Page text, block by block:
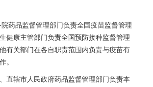
药品监督管理部门负责全国疫苗监督管理
健康主管部门负责全国预防接种监督管理
有关部门在各自职责范围内负责与疫苗有
。
直辖市人民政府药品监督管理部门负责本